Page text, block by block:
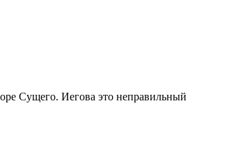
Сущего. Иегова это неправильный